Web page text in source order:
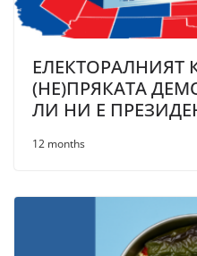
ЕЛЕКТОРАЛНИЯТ
(НЕ)ПРЯКАТА
ЛИ НИ Е
12 months